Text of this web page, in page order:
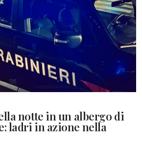
notte in un albergo di
ladri in azione nella